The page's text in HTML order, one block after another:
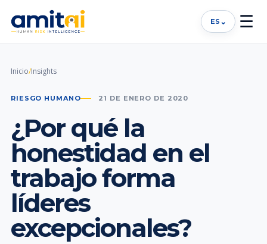
ES ⌄ ☰
Inicio/Insights
RIESGO HUMANO 21 DE ENERO DE 2020
¿Por qué la
honestidad en el
trabajo forma
líderes
excepcionales?